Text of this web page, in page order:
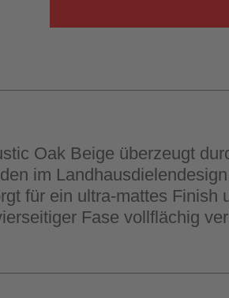
Oak Beige überzeugt
im
für ein ultra-mattes Finish
Fase vollflächig